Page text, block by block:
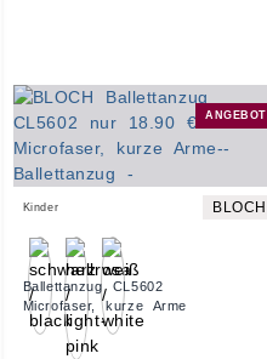
ANGEBOT
Kinder BLOCH
Ballettanzug CL5602
Microfaser, kurze Arme